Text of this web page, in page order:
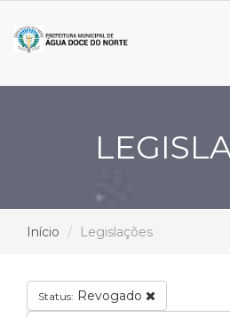
Início Legislações
Status: Revogado